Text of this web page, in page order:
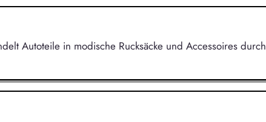
Autoteile in modische Rucksäcke und Accessoires durch